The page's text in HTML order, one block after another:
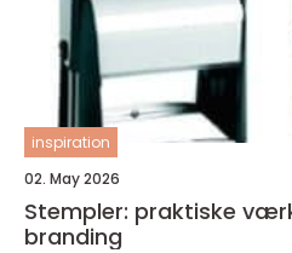
inspiration
02. May 2026
Stempler: praktiske
branding